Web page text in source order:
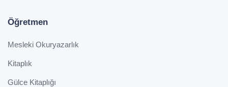
Öğretmen
Mesleki Okuryazarlık
Kitaplık
Gülce Kitaplığı